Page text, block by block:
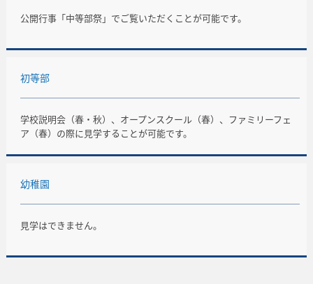
公開行事「中等部祭」でご覧いただくことが可能です。
初等部
学校説明会（春・秋）、オープンスクール（春）、ファミリーフェ
ア（春）の際に見学することが可能です。
幼稚園
見学はできません。